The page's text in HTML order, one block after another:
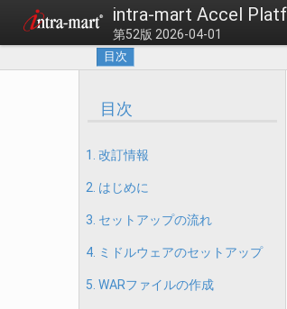
intra-mart Accel
第52版 2026-04-01
目次
目次
1. 改訂情報
2. はじめに
3. セットアップの流れ
4. ミドルウェアのセットアップ
5. WARファイルの作成